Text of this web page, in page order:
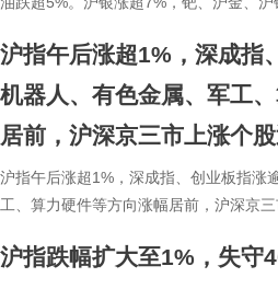
沪指午后涨超1%，深成指
机器人、有色金属、军工
居前，沪深京三市上涨个股
沪指午后涨超1%，深成指、创业板指涨
工、算力硬件等方向涨幅居前，沪深京三
沪指跌幅扩大至1%，失守